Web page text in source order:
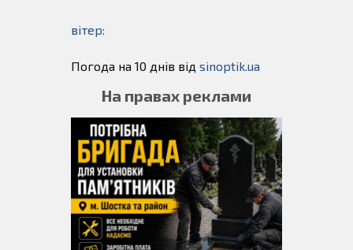
вітер:
Погода на 10 днів від sinoptik.ua
На правах реклами